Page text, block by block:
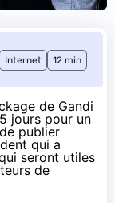
Internet 12 min
de Gandi
jours pour un
publier
qui a
seront utiles
de